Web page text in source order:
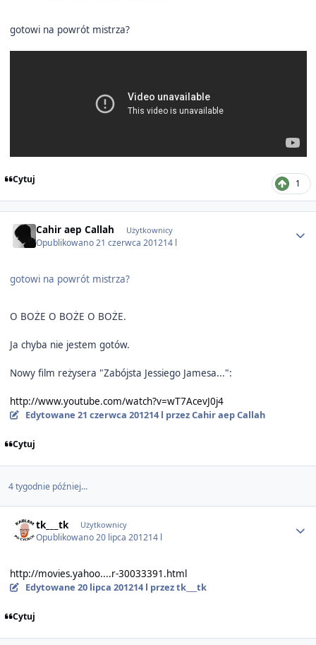
gotowi na powrót mistrza?
Cytuj 1
Cahir aep Callah Użytkownicy
Opublikowano21 czerwca 201214 l
gotowi na powrót mistrza?
O BOŻE O BOŻE O BOŻE.
Ja chyba nie jestem gotów.
Nowy film reżysera "Zabójsta Jessiego Jamesa...":
http://www.youtube.com/watch?v=wT7AcevJ0j4
Edytowane 21 czerwca 201214 l przez Cahir aep Callah
Cytuj
4 tygodnie później...
tk___tk Użytkownicy
Opublikowano20 lipca 201214 l
http://movies.yahoo....r-30033391.html
Edytowane 20 lipca 201214 l przez tk___tk
Cytuj